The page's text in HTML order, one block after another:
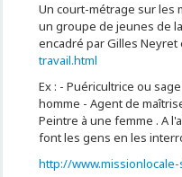
Un court-métrage sur les
un groupe de jeunes de
encadré par Gilles Neyret
travail.html
Ex : - Puéricultrice ou
homme - Agent de
Peintre à une femme . A
font les gens en les
http://www.missionlocale-